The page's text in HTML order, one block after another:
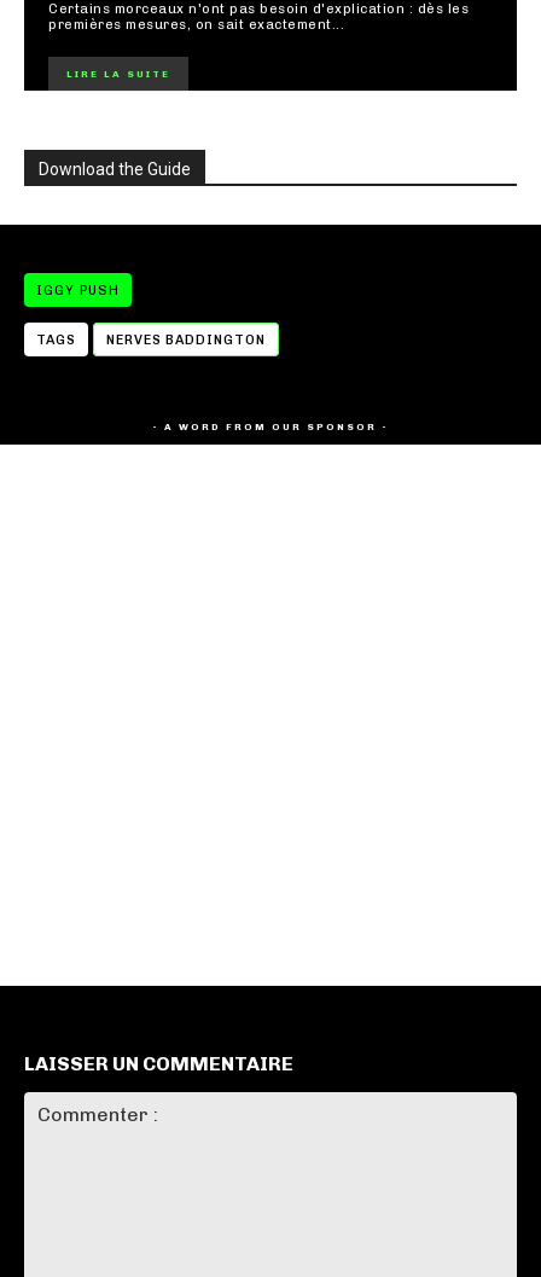
Certains morceaux n'ont pas besoin d'explication : dès les
premières mesures, on sait exactement...
LIRE LA SUITE
Download the Guide
IGGY PUSH
TAGS NERVES BADDINGTON
- A WORD FROM OUR SPONSOR -
LAISSER UN COMMENTAIRE